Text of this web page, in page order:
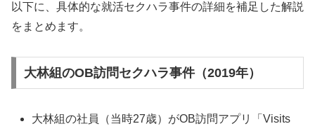
以下に、具体的な就活セクハラ事件の詳細を補足した解説
をまとめます。
大林組のOB訪問セクハラ事件（2019年）
大林組の社員（当時27歳）がOB訪問アプリ「Visits